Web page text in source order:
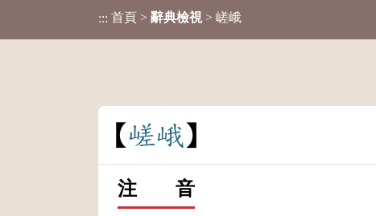
::: 首頁 > 辭典檢視 > 嵯峨
嵯峨
注 音